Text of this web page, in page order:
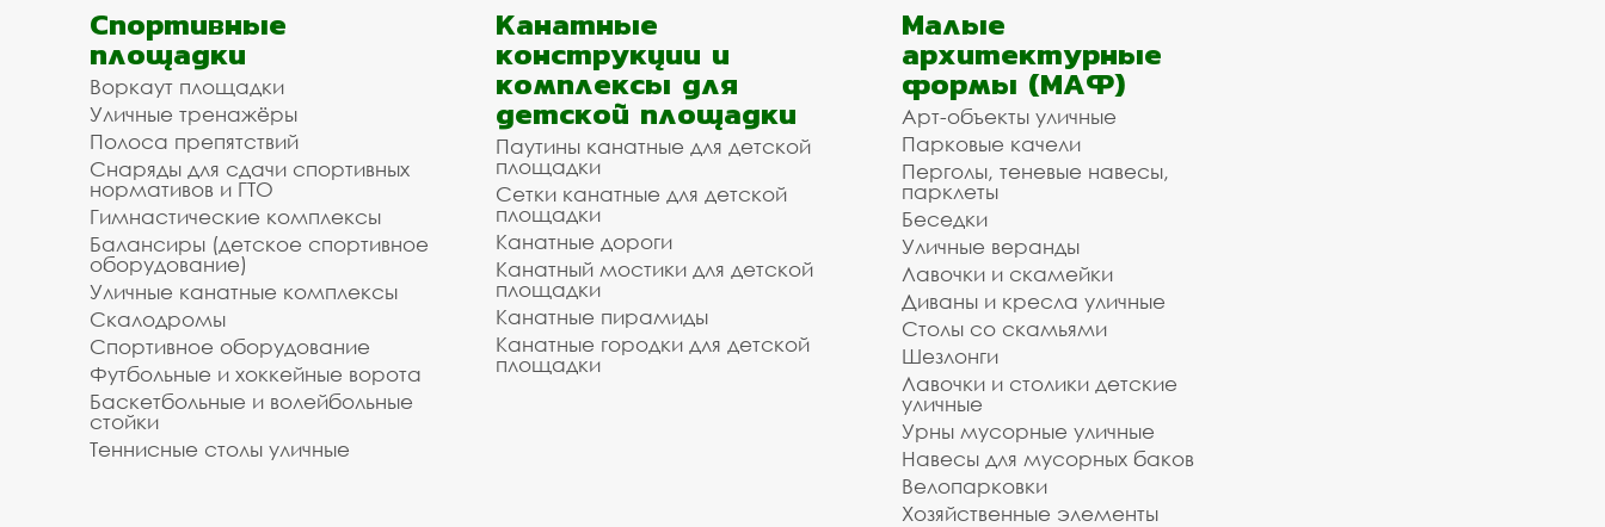
Спортивные
площадки
Воркаут площадки
Уличные тренажёры
Полоса препятствий
Снаряды для сдачи спортивных
нормативов и ГТО
Гимнастические комплексы
Балансиры (детское спортивное
оборудование)
Уличные канатные комплексы
Скалодромы
Спортивное оборудование
Футбольные и хоккейные ворота
Баскетбольные и волейбольные
стойки
Теннисные столы уличные
Канатные
конструкции и
комплексы для
детской площадки
Паутины канатные для детской
площадки
Сетки канатные для детской
площадки
Канатные дороги
Канатный мостики для детской
площадки
Канатные пирамиды
Канатные городки для детской
площадки
Малые
архитектурные
формы (МАФ)
Арт-объекты уличные
Парковые качели
Перголы, теневые навесы,
парклеты
Беседки
Уличные веранды
Лавочки и скамейки
Диваны и кресла уличные
Столы со скамьями
Шезлонги
Лавочки и столики детские
уличные
Урны мусорные уличные
Навесы для мусорных баков
Велопарковки
Хозяйственные элементы